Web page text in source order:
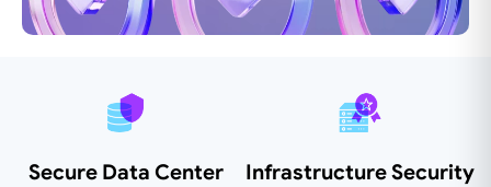
Secure Data Center Infrastructure Security